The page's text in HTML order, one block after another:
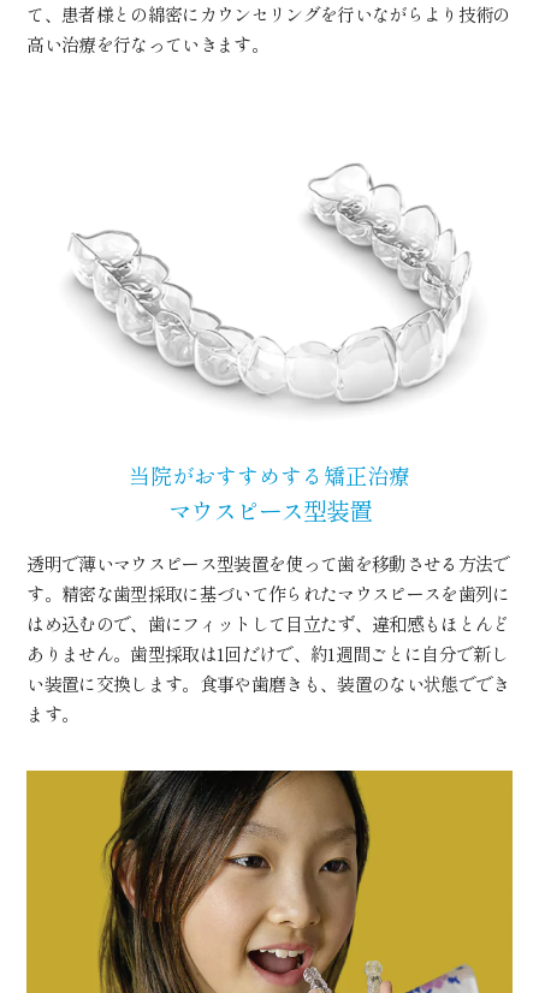
て、患者様との綿密にカウンセリングを行いながらより技術の
高い治療を行なっていきます。
当院がおすすめする矯正治療
マウスピース型装置
透明で薄いマウスピース型装置を使って歯を移動させる方法で
す。精密な歯型採取に基づいて作られたマウスピースを歯列に
はめ込むので、歯にフィットして目立たず、違和感もほとんど
ありません。歯型採取は1回だけで、約1週間ごとに自分で新し
い装置に交換します。食事や歯磨きも、装置のない状態ででき
ます。